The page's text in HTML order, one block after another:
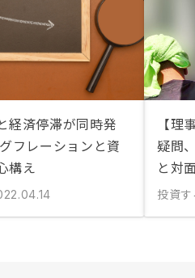
経済停滞が同時発
フレーションと資
構え
【理
疑問
と対
投資す